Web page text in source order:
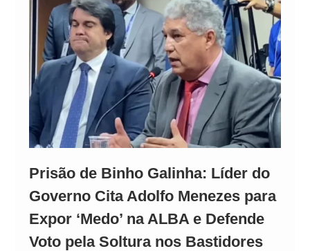
Prisão de Binho Galinha: Líder do
Governo Cita Adolfo Menezes para
Expor ‘Medo’ na ALBA e Defende
Voto pela Soltura nos Bastidores